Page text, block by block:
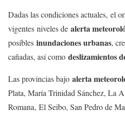
Dadas las condiciones actuales, el
vigentes niveles de alerta
posibles inundaciones urbanas,
cañadas, así como deslizamientos
Las provincias bajo alerta
Plata, María Trinidad Sánchez, La
Romana, El Seibo, San Pedro de